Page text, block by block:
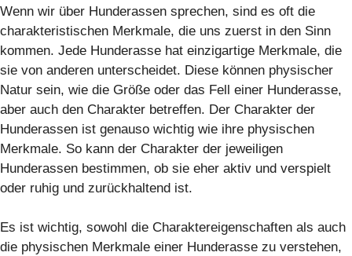
Wenn wir über Hunderassen sprechen, sind es oft die
charakteristischen Merkmale, die uns zuerst in den Sinn
kommen. Jede Hunderasse hat einzigartige Merkmale, die
sie von anderen unterscheidet. Diese können physischer
Natur sein, wie die Größe oder das Fell einer Hunderasse,
aber auch den Charakter betreffen. Der Charakter der
Hunderassen ist genauso wichtig wie ihre physischen
Merkmale. So kann der Charakter der jeweiligen
Hunderassen bestimmen, ob sie eher aktiv und verspielt
oder ruhig und zurückhaltend ist.
Es ist wichtig, sowohl die Charaktereigenschaften als auch
die physischen Merkmale einer Hunderasse zu verstehen,